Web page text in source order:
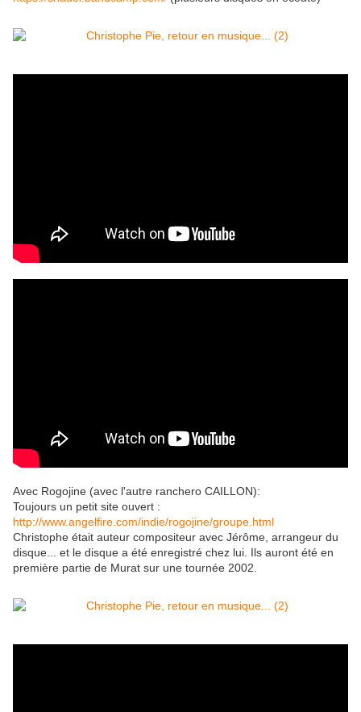
Avec Rogojine (avec l'autre ranchero CAILLON):
Toujours un petit site ouvert :
http://www.angelfire.com/indie/rogojine/groupe.html
Christophe était auteur compositeur avec Jérôme, arrangeur du
disque... et le disque a été enregistré chez lui. Ils auront été en
première partie de Murat sur une tournée 2002.